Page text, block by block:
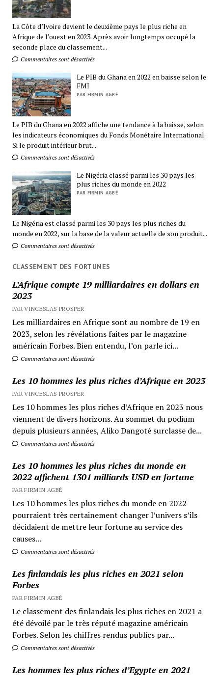
La Côte d’Ivoire devient le deuxième pays le plus riche en
Afrique de l’ouest en 2023. Après avoir longtemps occupé la
seconde place du classement...
Commentaires sont désactivés
Le PIB du Ghana en 2022 en baisse selon le
FMI
PAR FIRMIN AGBÉ
Le PIB du Ghana en 2022 affiche une tendance à la baisse, selon
les indicateurs économiques du Fonds Monétaire International.
Si le produit intérieur brut...
Commentaires sont désactivés
Le Nigéria classé parmi les 30 pays les
plus riches du monde en 2022
PAR FIRMIN AGBÉ
Le Nigéria est classé parmi les 30 pays les plus riches du
monde en 2022, sur la base de la valeur actuelle de son produit...
Commentaires sont désactivés
CLASSEMENT DES FORTUNES
L’Afrique compte 19 milliardaires en dollars en
2023
PAR VINCESLAS PROSPER
Les milliardaires en Afrique sont au nombre de 19 en
2023, selon les révélations faites par le magazine
américain Forbes. Bien entendu, l’on parle ici...
Commentaires sont désactivés
Les 10 hommes les plus riches d’Afrique en 2023
PAR VINCESLAS PROSPER
Les 10 hommes les plus riches d’Afrique en 2023 nous
viennent de divers horizons. Au sommet du podium
depuis plusieurs années, Aliko Dangoté surclasse de...
Commentaires sont désactivés
Les 10 hommes les plus riches du monde en
2022 affichent 1301 milliards USD en fortune
PAR FIRMIN AGBÉ
Les 10 hommes les plus riches du monde en 2022
pourraient très certainement changer l’univers s’ils
décidaient de mettre leur fortune au service des
causes...
Commentaires sont désactivés
Les finlandais les plus riches en 2021 selon
Forbes
PAR FIRMIN AGBÉ
Le classement des finlandais les plus riches en 2021 a
été dévoilé par le très réputé magazine américain
Forbes. Selon les chiffres rendus publics par...
Commentaires sont désactivés
Les hommes les plus riches d’Egypte en 2021